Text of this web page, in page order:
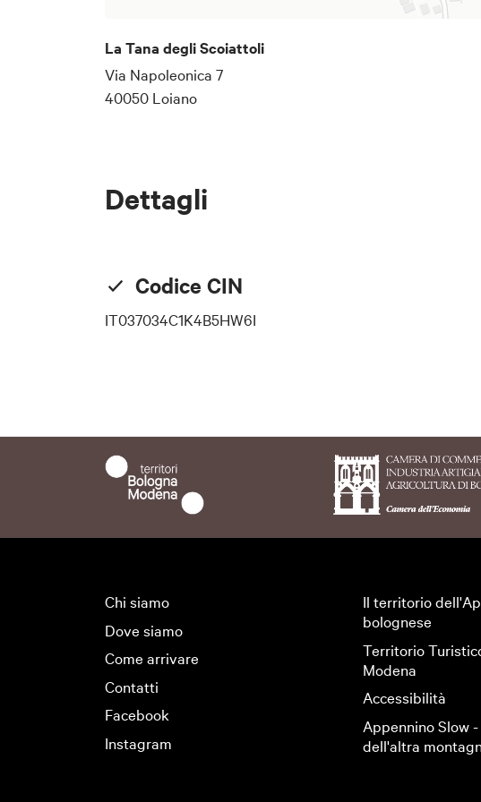
posto, infine, dove la gente è aperta e
pronta ad offrire amicizia ed aiuto.
La Tana degli Scoiattoli
Via Napoleonica 7
40050 Loiano
Dettagli
Codice CIN
IT037034C1K4B5HW6I
Chi siamo
Dove siamo
Come arrivare
Contatti
Facebook
Instagram
Il territorio
bolognese
Territorio
Modena
Accessibilità
Appennino Slow
dell'altra